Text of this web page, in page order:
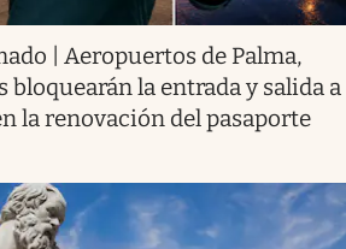
| Aeropuertos de Palma,
bloquearán la entrada y salida a
la renovación del pasaporte